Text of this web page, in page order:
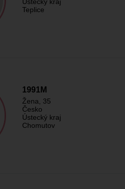
Teplice
1991M
Žena , 35
Česko
Ústecký kraj
Chomutov